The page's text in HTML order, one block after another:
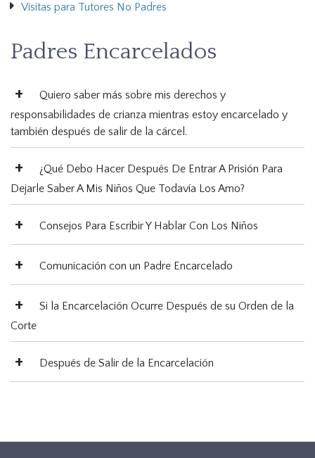
Visitas para Tutores No Padres
Padres Encarcelados
Quiero saber más sobre mis derechos y
responsabilidades de crianza mientras estoy encarcelado y
también después de salir de la cárcel.
¿Qué Debo Hacer Después De Entrar A Prisión Para
Dejarle Saber A Mis Niños Que Todavía Los Amo?
Consejos Para Escribir Y Hablar Con Los Niños
Comunicación con un Padre Encarcelado
Si la Encarcelación Ocurre Después de su Orden de la
Corte
Después de Salir de la Encarcelación